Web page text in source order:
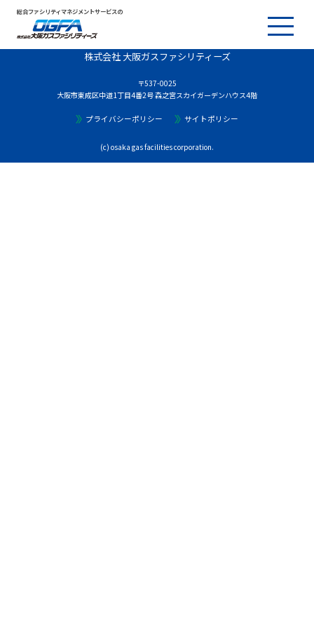
総合ファシリティマネジメントサービスの
株式会社 大阪ガスファシリティーズ
〒537-0025
大阪市東成区中道1丁目4番2号 森之宮スカイガーデンハウス4階
プライバシーポリシー サイトポリシー
(c) osaka gas facilities corporation.